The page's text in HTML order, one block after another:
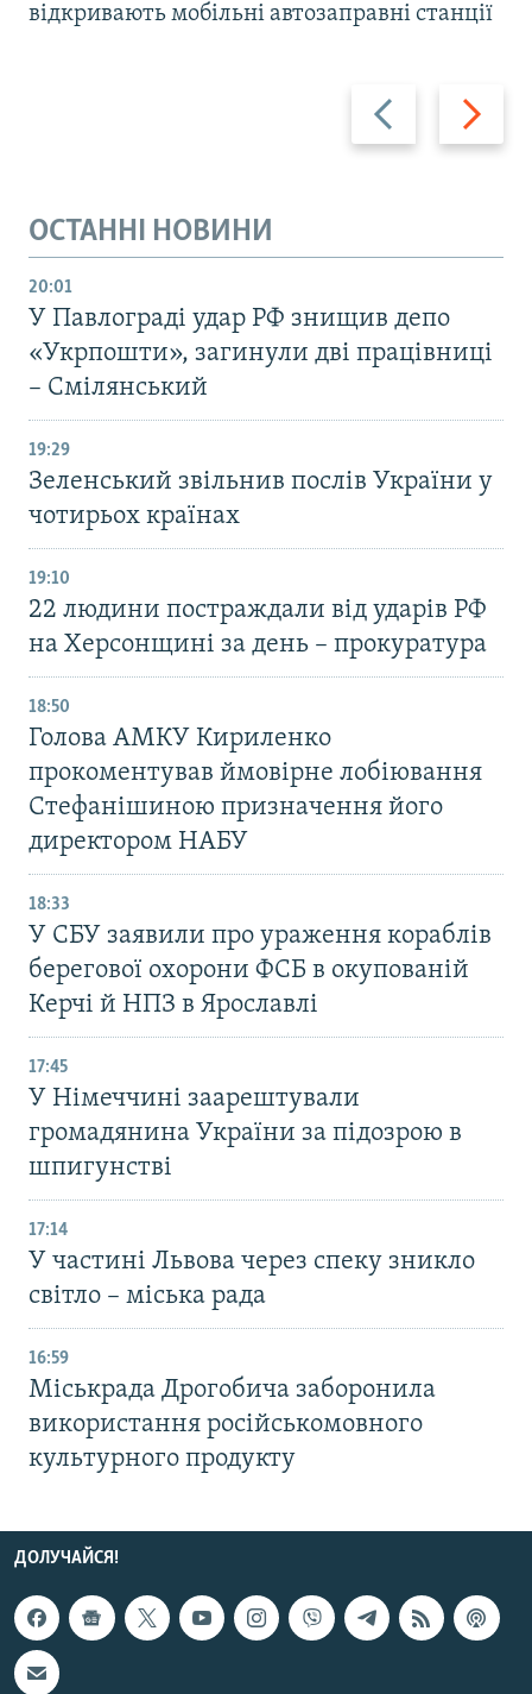
Назад Вперед
відкривають мобільні автозаправні станції
ОСТАННІ НОВИНИ
20:01
У Павлограді удар РФ знищив депо
«Укрпошти», загинули дві працівниці
– Смілянський
19:29
Зеленський звільнив послів України у
чотирьох країнах
19:10
22 людини постраждали від ударів РФ
на Херсонщині за день – прокуратура
18:50
Голова АМКУ Кириленко
прокоментував ймовірне лобіювання
Стефанішиною призначення його
директором НАБУ
18:33
У СБУ заявили про ураження кораблів
берегової охорони ФСБ в окупованій
Керчі й НПЗ в Ярославлі
17:45
У Німеччині заарештували
громадянина України за підозрою в
шпигунстві
17:14
У частині Львова через спеку зникло
світло – міська рада
16:59
Міськрада Дрогобича заборонила
використання російськомовного
культурного продукту
ДОЛУЧАЙСЯ!